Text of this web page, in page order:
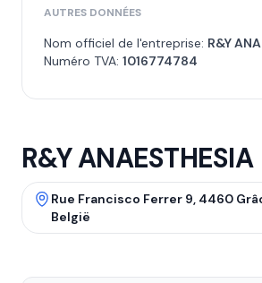
AUTRES DONNÉES
Nom officiel de l'entreprise: R&Y
Numéro TVA: 1016774784
R&Y ANAESTHESIA
Rue Francisco Ferrer 9, 4460
België